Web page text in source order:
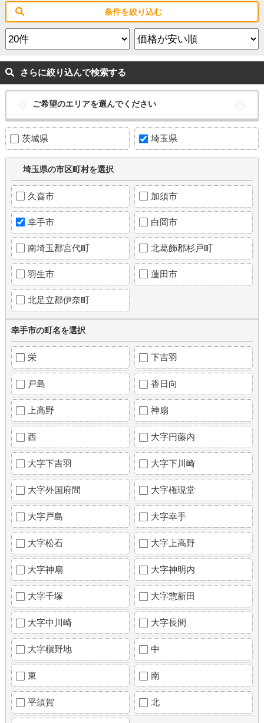
条件を絞り込む
さらに絞り込んで検索する
ご希望のエリアを選んでください
茨城県 埼玉県
埼玉県の市区町村を選択
久喜市 加須市
幸手市 白岡市
南埼玉郡宮代町 北葛飾郡杉戸町
羽生市 蓮田市
北足立郡伊奈町
幸手市の町名を選択
栄 下吉羽
戸島 香日向
上高野 神扇
西 大字円藤内
大字下吉羽 大字下川崎
大字外国府間 大字権現堂
大字戸島 大字幸手
大字松石 大字上高野
大字神扇 大字神明内
大字千塚 大字惣新田
大字中川崎 大字長間
大字槇野地 中
東 南
平須賀 北